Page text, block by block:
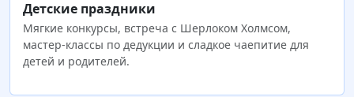
Детские праздники
Мягкие конкурсы, встреча с Шерлоком Холмсом,
мастер‑классы по дедукции и сладкое чаепитие для
детей и родителей.